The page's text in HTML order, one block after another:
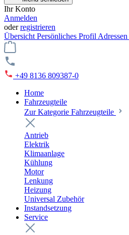
Ihr Konto
Anmelden
oderregistrieren
Übersicht Persönliches Profil Adressen
+49 8136 809387-0
Home
Fahrzeugteile
Zur Kategorie Fahrzeugteile
Antrieb
Elektrik
Klimaanlage
Kühlung
Motor
Lenkung
Heizung
Universal Zubehör
Instandsetzung
Service